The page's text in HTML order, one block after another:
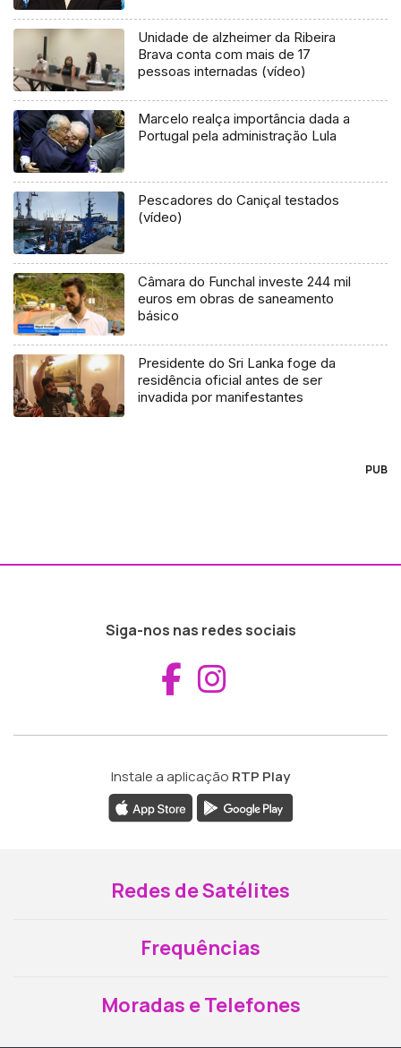
Unidade de alzheimer da Ribeira
Brava conta com mais de 17
pessoas internadas (vídeo)
Marcelo realça importância dada a
Portugal pela administração Lula
Pescadores do Caniçal testados
(vídeo)
Câmara do Funchal investe 244 mil
euros em obras de saneamento
básico
Presidente do Sri Lanka foge da
residência oficial antes de ser
invadida por manifestantes
PUB
Siga-nos nas redes sociais
Aceder ao
Instale a aplicação RTP Play
Redes de Satélites
Frequências
Moradas e Telefones